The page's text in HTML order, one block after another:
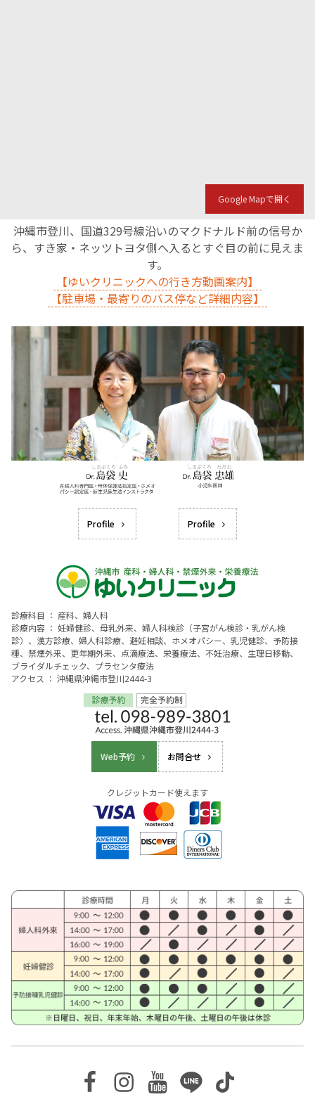
Google Mapで開く
沖縄市登川、国道329号線沿いのマクドナルド前の信号か
ら、すき家・ネッツトヨタ側へ入るとすぐ目の前に見えま
す。
【ゆいクリニックへの行き方動画案内】
【駐車場・最寄りのバス停など詳細内容】
Profile Profile
診療科目 ： 産科、婦人科
診療内容 ： 妊婦健診、母乳外来、婦人科検診（子宮がん検診・乳がん検
診）、漢方診療、婦人科診療、避妊相談、ホメオパシー、乳児健診、予防接
種、禁煙外来、更年期外来、点滴療法、栄養療法、不妊治療、生理日移動、
ブライダルチェック、プラセンタ療法
アクセス ： 沖縄県沖縄市登川2444-3
Web予約 お問合せ
クレジットカード使えます
Facebook
Instagram
Youtube
LineTikTok